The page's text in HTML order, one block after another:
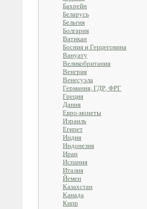
Бахрейн
Беларусь
Бельгия
Болгария
Ватикан
Босния и Герцеговина
Вануату
Великобритания
Венгрия
Венесуэла
Германия, ГДР, ФРГ
Греция
Дания
Евро-монеты
Израиль
Египет
Индия
Индонезия
Иран
Испания
Италия
Йемен
Казахстан
Канада
Кипр